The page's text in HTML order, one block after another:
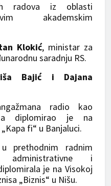
radova iz oblasti
akademskim
Klokić, ministar za
saradnju RS.
Bajić i Dajana
radio kao
a diplomirao je na
fi“ u Banjaluci.
prethodnim radnim
administrativne i
je na Visokoj
„Biznis“ u Nišu.